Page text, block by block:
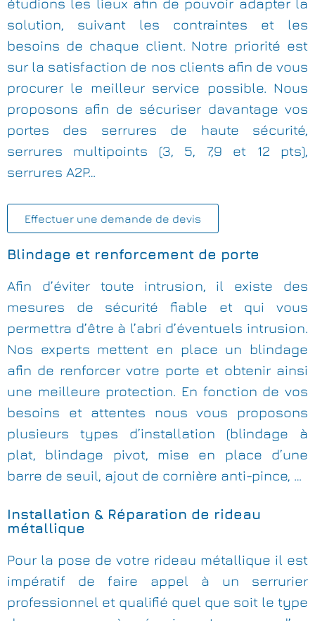
étudions les lieux afin de pouvoir adapter la
solution, suivant les contraintes et les
besoins de chaque client. Notre priorité est
sur la satisfaction de nos clients afin de vous
procurer le meilleur service possible. Nous
proposons afin de sécuriser davantage vos
portes des serrures de haute sécurité,
serrures multipoints (3, 5, 7,9 et 12 pts),
serrures A2P…
Effectuer une demande de devis
Blindage et renforcement de porte
Afin d’éviter toute intrusion, il existe des
mesures de sécurité fiable et qui vous
permettra d’être à l’abri d’éventuels intrusion.
Nos experts mettent en place un blindage
afin de renforcer votre porte et obtenir ainsi
une meilleure protection. En fonction de vos
besoins et attentes nous vous proposons
plusieurs types d’installation (blindage à
plat, blindage pivot, mise en place d’une
barre de seuil, ajout de cornière anti-pince, …
Installation & Réparation de rideau
métallique
Pour la pose de votre rideau métallique il est
impératif de faire appel à un serrurier
professionnel et qualifié quel que soit le type